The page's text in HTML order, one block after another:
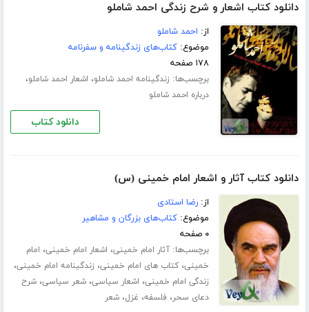
دانلود کتاب اشعار و شرح زندگی احمد شاملو
از: احمد شاملو
موضوع:کتاب‌های زندگینامه و سفرنامه
۱۷۸ صفحه
برچسب‌ها: زندگینامه احمد شاملو، اشعار احمد شاملو،
درباره احمد شاملو
دانلود کتاب
دانلود کتاب آثار و اشعار امام خمینی (س)
از:رضا استادى
موضوع:کتاب‌های بزرگان و مشاهیر
۰ صفحه
برچسب‌ها:آثار امام خمینی، اشعار امام خمینی، امام
خمینی،کتاب های امام خمینی، زندگینامه امام خمینی،
زندگی امام خمینی، اشعار سیاسی،شعر سیاسی،شرح
دعاى سحر، فلسفه، غزل،شعر